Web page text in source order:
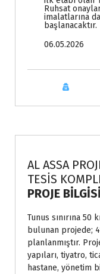
Ruhsat
imalatlarına
başlanacaktır.
06.05.2026
AL ASSA
TESİS
PROJE
Tunus sınırına
bulunan projede;
planlanmıştır.
yapıları, tiyatro,
hastane, yönetim